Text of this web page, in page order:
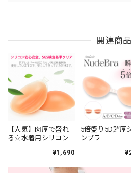
関連商品
【人気】肉厚で盛れ
る☆水着用シリコン
¥1,690
5倍盛り5D超厚
ンブラ